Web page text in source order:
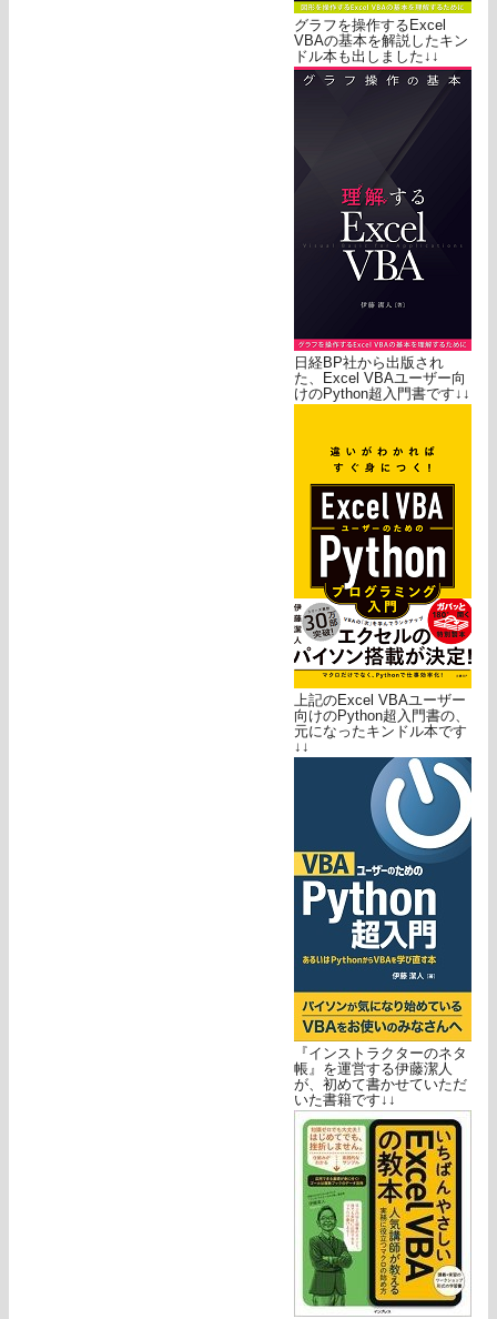
グラフを操作するExcel
VBAの基本を解説したキン
ドル本も出しました↓↓
日経BP社から出版され
た、Excel VBAユーザー向
けのPython超入門書です↓↓
上記のExcel VBAユーザー
向けのPython超入門書の、
元になったキンドル本です
↓↓
『インストラクターのネタ
帳』を運営する伊藤潔人
が、初めて書かせていただ
いた書籍です↓↓